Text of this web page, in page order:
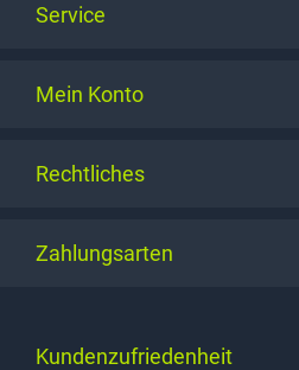
Service
Mein Konto
Rechtliches
Zahlungsarten
Kundenzufriedenheit